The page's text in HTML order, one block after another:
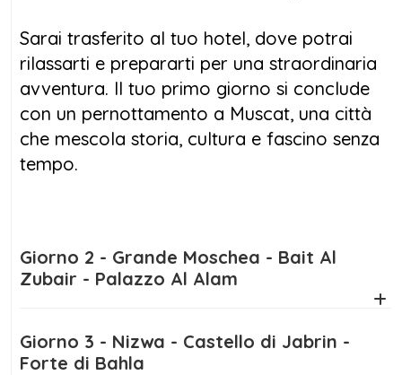
Sarai trasferito al tuo hotel, dove potrai
rilassarti e prepararti per una straordinaria
avventura. Il tuo primo giorno si conclude
con un pernottamento a Muscat, una città
che mescola storia, cultura e fascino senza
tempo.
Giorno 2 - Grande Moschea - Bait Al
Zubair - Palazzo Al Alam
Giorno 3 - Nizwa - Castello di Jabrin -
Forte di Bahla